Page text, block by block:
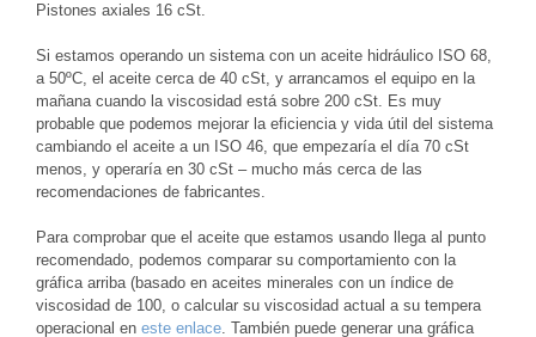
Pistones axiales 16 cSt.
Si estamos operando un sistema con un aceite hidráulico ISO 68,
a 50ºC, el aceite cerca de 40 cSt, y arrancamos el equipo en la
mañana cuando la viscosidad está sobre 200 cSt. Es muy
probable que podemos mejorar la eficiencia y vida útil del sistema
cambiando el aceite a un ISO 46, que empezaría el día 70 cSt
menos, y operaría en 30 cSt – mucho más cerca de las
recomendaciones de fabricantes.
Para comprobar que el aceite que estamos usando llega al punto
recomendado, podemos comparar su comportamiento con la
gráfica arriba (basado en aceites minerales con un índice de
viscosidad de 100, o calcular su viscosidad actual a su tempera
operacional en este enlace. También puede generar una gráfica